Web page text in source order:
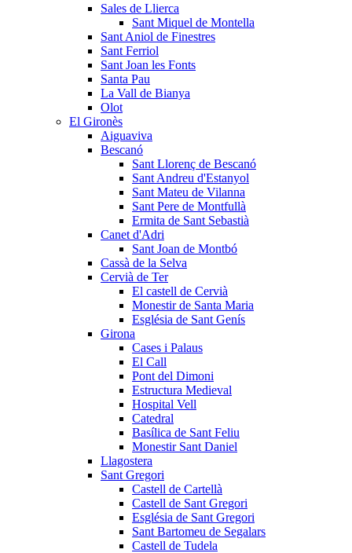
Sales de Llierca
Sant Miquel de Montella
Sant Aniol de Finestres
Sant Ferriol
Sant Joan les Fonts
Santa Pau
La Vall de Bianya
Olot
El Gironès
Aiguaviva
Bescanó
Sant Llorenç de Bescanó
Sant Andreu d'Estanyol
Sant Mateu de Vilanna
Sant Pere de Montfullà
Ermita de Sant Sebastià
Canet d'Adri
Sant Joan de Montbó
Cassà de la Selva
Cervià de Ter
El castell de Cervià
Monestir de Santa Maria
Església de Sant Genís
Girona
Cases i Palaus
El Call
Pont del Dimoni
Estructura Medieval
Hospital Vell
Catedral
Basílica de Sant Feliu
Monestir Sant Daniel
Llagostera
Sant Gregori
Castell de Cartellà
Castell de Sant Gregori
Església de Sant Gregori
Sant Bartomeu de Segalars
Castell de Tudela